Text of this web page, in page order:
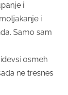
i
i
Samo sam
osmeh
ne tresnes